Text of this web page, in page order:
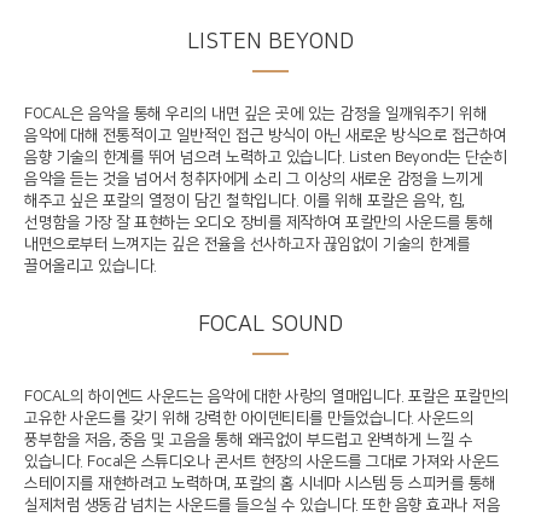
LISTEN BEYOND
FOCAL은 음악을 통해 우리의 내면 깊은 곳에 있는 감정을 일깨워주기 위해
음악에 대해 전통적이고 일반적인 접근 방식이 아닌 새로운 방식으로 접근하여
음향 기술의 한계를 뛰어 넘으려 노력하고 있습니다. Listen Beyond는 단순히
음악을 듣는 것을 넘어서 청취자에게 소리 그 이상의 새로운 감정을 느끼게
해주고 싶은 포칼의 열정이 담긴 철학입니다. 이를 위해 포칼은 음악, 힘,
선명함을 가장 잘 표현하는 오디오 장비를 제작하여 포칼만의 사운드를 통해
내면으로부터 느껴지는 깊은 전율을 선사하고자 끊임없이 기술의 한계를
끌어올리고 있습니다.
FOCAL SOUND​
FOCAL의 하이엔드 사운드는 음악에 대한 사랑의 열매입니다. 포칼은 포칼만의
고유한 사운드를 갖기 위해 강력한 아이덴티티를 만들었습니다. 사운드의
풍부함을 저음, 중음 및 고음을 통해 왜곡없이 부드럽고 완벽하게 느낄 수
있습니다. Focal은 스튜디오나 콘서트 현장의 사운드를 그대로 가져와 사운드
스테이지를 재현하려고 노력하며, 포칼의 홈 시네마 시스템 등 스피커를 통해
실제처럼 생동감 넘치는 사운드를 들으실 수 있습니다. 또한 음향 효과나 저음